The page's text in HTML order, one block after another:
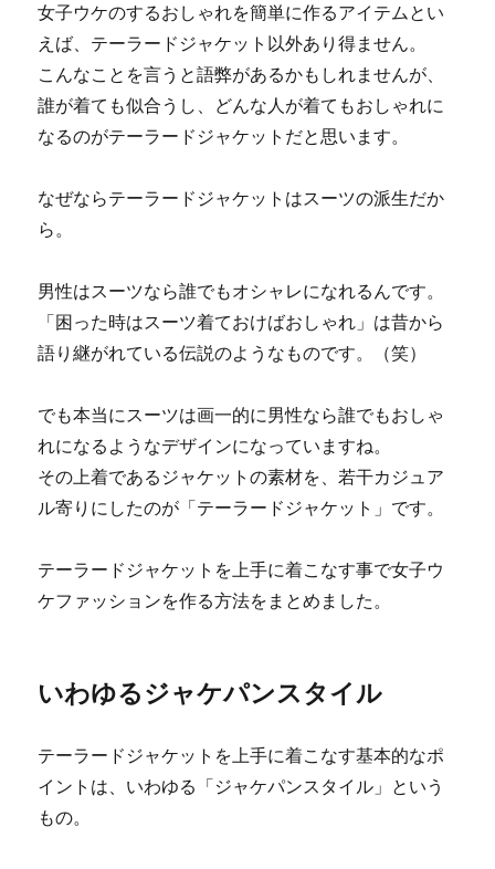
女子ウケのするおしゃれを簡単に作るアイテムとい
えば、テーラードジャケット以外あり得ません。
こんなことを言うと語弊があるかもしれませんが、
誰が着ても似合うし、どんな人が着てもおしゃれに
なるのがテーラードジャケットだと思います。
なぜならテーラードジャケットはスーツの派生だか
ら。
男性はスーツなら誰でもオシャレになれるんです。
「困った時はスーツ着ておけばおしゃれ」は昔から
語り継がれている伝説のようなものです。（笑）
でも本当にスーツは画一的に男性なら誰でもおしゃ
れになるようなデザインになっていますね。
その上着であるジャケットの素材を、若干カジュア
ル寄りにしたのが「テーラードジャケット」です。
テーラードジャケットを上手に着こなす事で女子ウ
ケファッションを作る方法をまとめました。
いわゆるジャケパンスタイル
テーラードジャケットを上手に着こなす基本的なポ
イントは、いわゆる「ジャケパンスタイル」という
もの。